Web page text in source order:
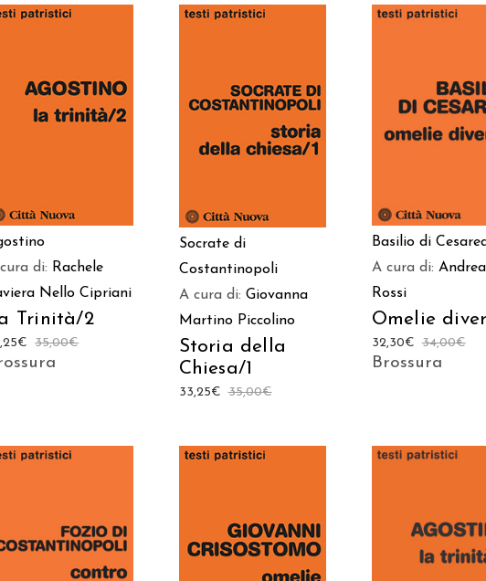
di: Rachele
Nello Cipriani
Trinità/2
35,00€
€
AGGIUNGI AL
CARRELLO
Socrate di
Costantinopoli
A cura di: Giovanna
Martino Piccolino
Storia della
Chiesa/1
35,00€
33,25€
AGGIUNGI AL
CARRELLO
Basilio di
A cura di: Andrea
Rossi
Omelie
34,00€
32,30€
Brossura
AGGIUNGI AL
CARRELLO
AGGIUNGI AL
CARRELLO